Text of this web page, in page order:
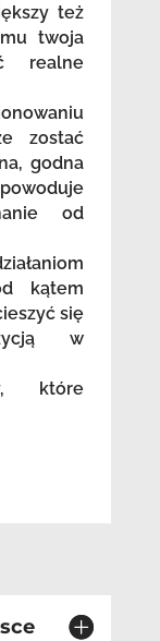
też
twoja
realne
zostać
godna
od
kątem
się
w
które